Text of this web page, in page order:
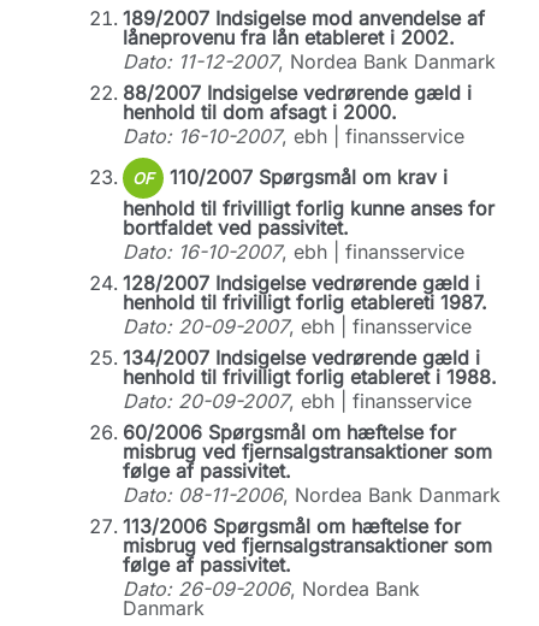
189/2007 Indsigelse mod anvendelse af
låneprovenu fra lån etableret i 2002.
Dato: 11-12-2007, Nordea Bank Danmark
88/2007 Indsigelse vedrørende gæld i
henhold til dom afsagt i 2000.
Dato: 16-10-2007, ebh | finansservice
OF
110/2007 Spørgsmål om krav i
henhold til frivilligt forlig kunne anses for
bortfaldet ved passivitet.
Dato: 16-10-2007, ebh | finansservice
128/2007 Indsigelse vedrørende gæld i
henhold til frivilligt forlig etablereti 1987.
Dato: 20-09-2007, ebh | finansservice
134/2007 Indsigelse vedrørende gæld i
henhold til frivilligt forlig etableret i 1988.
Dato: 20-09-2007, ebh | finansservice
60/2006 Spørgsmål om hæftelse for
misbrug ved fjernsalgstransaktioner som
følge af passivitet.
Dato: 08-11-2006, Nordea Bank Danmark
113/2006 Spørgsmål om hæftelse for
misbrug ved fjernsalgstransaktioner som
følge af passivitet.
Dato: 26-09-2006, Nordea Bank
Danmark